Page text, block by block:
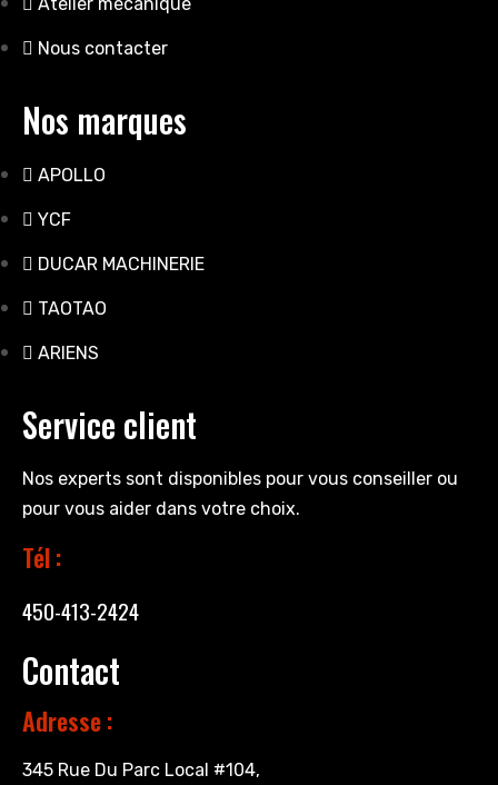
Nous contacter
Nos marques
APOLLO
YCF
DUCAR MACHINERIE
TAOTAO
ARIENS
Service client
Nos experts sont disponibles pour vous conseiller ou
pour vous aider dans votre choix.
Tél :
450-413-2424
Contact
Adresse :
345 Rue Du Parc Local #104,